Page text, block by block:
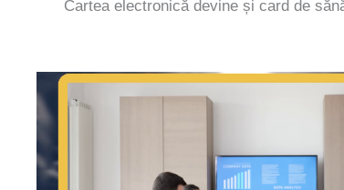
Cartea electronică devine și card de